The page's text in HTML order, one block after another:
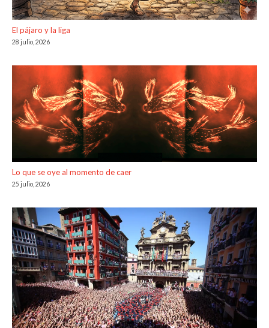
El pájaro y la liga
28 julio, 2026
Lo que se oye al momento de caer
25 julio, 2026